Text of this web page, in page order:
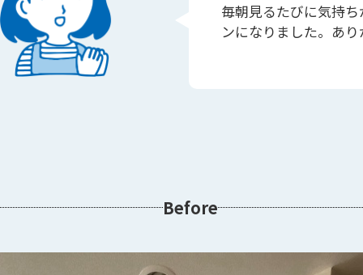
毎朝見るたびに気持
ンになりました。あ
Before